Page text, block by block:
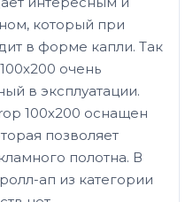
который при
в форме капли. Так
очень
в эксплуатации.
100х200 оснащен
позволяет
полотна. В
ап из категории